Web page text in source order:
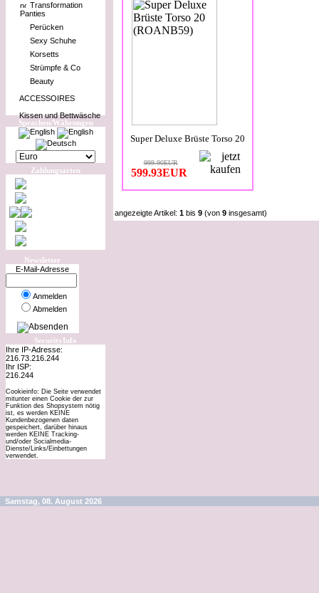
Transformation
Panties
Perücken
Sexy Schuhe
Korsetts
Strümpfe & Co
Beauty
ACCESSOIRES
Kissen und Bettwäsche
Sprachen/Währungen
Zahlungsarten
Newsletter
E-Mail-Adresse
Anmelden
Abmelden
SecurityInfo
Ihre IP-Adresse:
216.73.216.244
Ihr ISP:
216.244
Cookieinfo: Die Seite verwendet
mitunter einen Cookie der zur
Funktion des Shopsystem nötig
ist, es werden KEINE
Kundenbezogenen daten
gespeichert, darüber hinaus
werden KEINE Tracking-
und/oder Socialmedia-
Dienste/Links/Einbettungen
verwendet.
Super Deluxe Brüste Torso 20
999.90EUR
599.93EUR
angezeigte Artikel: 1 bis 9 (von 9 insgesamt)
Samstag, 08. August 2026